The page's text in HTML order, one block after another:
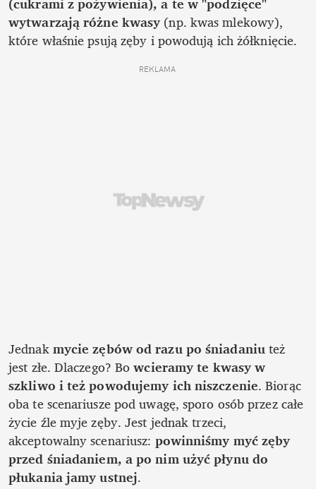
wytwarzają różne kwasy (np. kwas mlekowy),
które właśnie psują zęby i powodują ich żółknięcie.
REKLAMA
Jednak mycie zębów od razu po śniadaniu też
jest złe. Dlaczego? Bo wcieramy te kwasy w
szkliwo i też powodujemy ich niszczenie. Biorąc
oba te scenariusze pod uwagę, sporo osób przez całe
życie źle myje zęby. Jest jednak trzeci,
akceptowalny scenariusz: powinniśmy myć zęby
przed śniadaniem, a po nim użyć płynu do
płukania jamy ustnej.